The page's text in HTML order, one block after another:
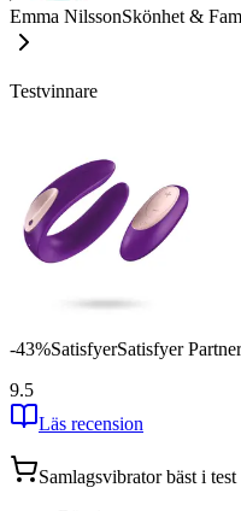
Emma NilssonSkönhet &
Testvinnare
-43%SatisfyerSatisfyer
9.5
Läs recension
Samlagsvibratorbäst i test